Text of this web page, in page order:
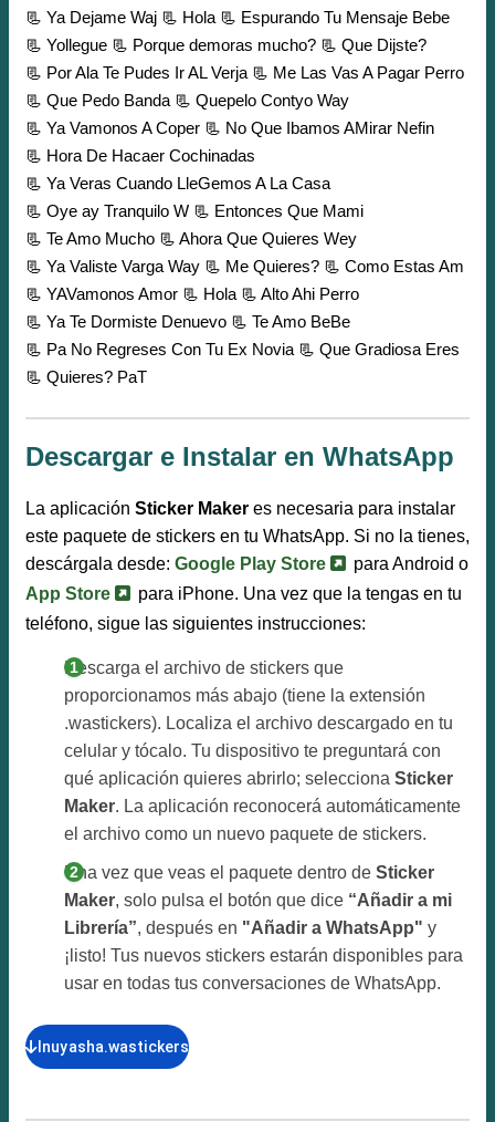
📃 Ya Dejame Waj 📃 Hola 📃 Espurando Tu Mensaje Bebe
📃 Yollegue 📃 Porque demoras mucho? 📃 Que Dijste?
📃 Por Ala Te Pudes Ir AL Verja 📃 Me Las Vas A Pagar Perro
📃 Que Pedo Banda 📃 Quepelo Contyo Way
📃 Ya Vamonos A Coper 📃 No Que Ibamos AMirar Nefin
📃 Hora De Hacaer Cochinadas
📃 Ya Veras Cuando LleGemos A La Casa
📃 Oye ay Tranquilo W 📃 Entonces Que Mami
📃 Te Amo Mucho 📃 Ahora Que Quieres Wey
📃 Ya Valiste Varga Way 📃 Me Quieres? 📃 Como Estas Am
📃 YAVamonos Amor 📃 Hola 📃 Alto Ahi Perro
📃 Ya Te Dormiste Denuevo 📃 Te Amo BeBe
📃 Pa No Regreses Con Tu Ex Novia 📃 Que Gradiosa Eres
📃 Quieres? PaT
Descargar e Instalar en WhatsApp
La aplicación Sticker Maker es necesaria para instalar
este paquete de stickers en tu WhatsApp. Si no la tienes,
descárgala desde: Google Play Store
para Android o
App Store
para iPhone. Una vez que la tengas en tu
teléfono, sigue las siguientes instrucciones:
Descarga el archivo de stickers que
proporcionamos más abajo (tiene la extensión
.wastickers). Localiza el archivo descargado en tu
celular y tócalo. Tu dispositivo te preguntará con
qué aplicación quieres abrirlo; selecciona Sticker
Maker. La aplicación reconocerá automáticamente
el archivo como un nuevo paquete de stickers.
Una vez que veas el paquete dentro de Sticker
Maker, solo pulsa el botón que dice “Añadir a mi
Librería”, después en "Añadir a WhatsApp" y
¡listo! Tus nuevos stickers estarán disponibles para
usar en todas tus conversaciones de WhatsApp.
Inuyasha.wastickers